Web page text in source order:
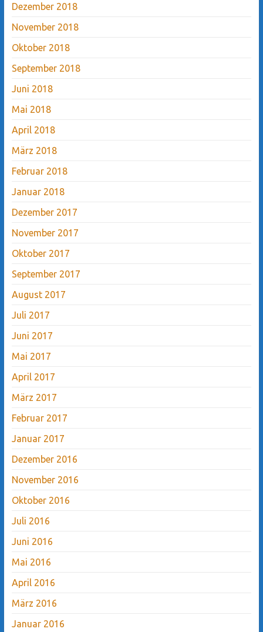
Dezember 2018
November 2018
Oktober 2018
September 2018
Juni 2018
Mai 2018
April 2018
März 2018
Februar 2018
Januar 2018
Dezember 2017
November 2017
Oktober 2017
September 2017
August 2017
Juli 2017
Juni 2017
Mai 2017
April 2017
März 2017
Februar 2017
Januar 2017
Dezember 2016
November 2016
Oktober 2016
Juli 2016
Juni 2016
Mai 2016
April 2016
März 2016
Januar 2016